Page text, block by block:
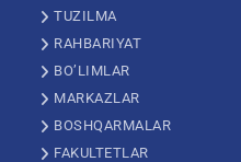
TUZILMA
RAHBARIYAT
BO’LIMLAR
MARKAZLAR
BOSHQARMALAR
FAKULTETLAR